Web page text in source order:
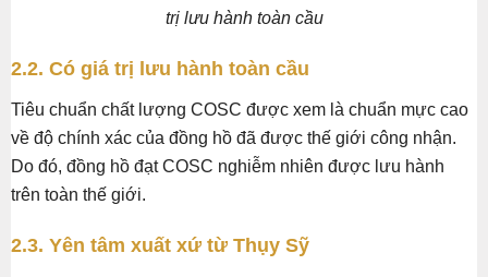
trị lưu hành toàn cầu
2.2. Có giá trị lưu hành toàn cầu
Tiêu chuẩn chất lượng COSC được xem là chuẩn mực cao
về độ chính xác của đồng hồ đã được thế giới công nhận.
Do đó, đồng hồ đạt COSC nghiễm nhiên được lưu hành
trên toàn thế giới.
2.3. Yên tâm xuất xứ từ Thụy Sỹ